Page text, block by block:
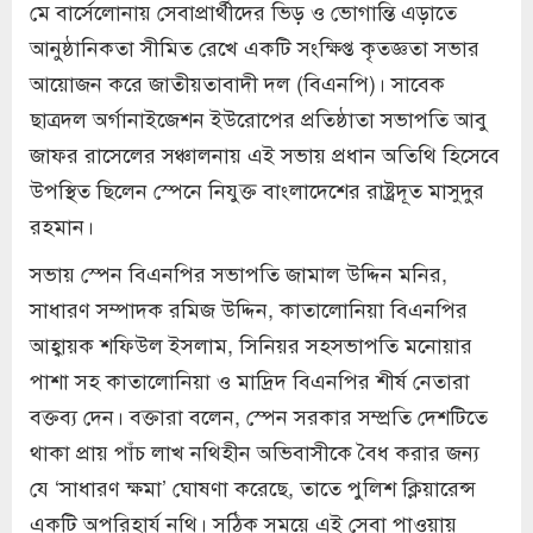
মে বার্সেলোনায় সেবাপ্রার্থীদের ভিড় ও ভোগান্তি এড়াতে
আনুষ্ঠানিকতা সীমিত রেখে একটি সংক্ষিপ্ত কৃতজ্ঞতা সভার
আয়োজন করে জাতীয়তাবাদী দল (বিএনপি)। সাবেক
ছাত্রদল অর্গানাইজেশন ইউরোপের প্রতিষ্ঠাতা সভাপতি আবু
জাফর রাসেলের সঞ্চালনায় এই সভায় প্রধান অতিথি হিসেবে
উপস্থিত ছিলেন স্পেনে নিযুক্ত বাংলাদেশের রাষ্ট্রদূত মাসুদুর
রহমান।
সভায় স্পেন বিএনপির সভাপতি জামাল উদ্দিন মনির,
সাধারণ সম্পাদক রমিজ উদ্দিন, কাতালোনিয়া বিএনপির
আহ্বায়ক শফিউল ইসলাম, সিনিয়র সহসভাপতি মনোয়ার
পাশা সহ কাতালোনিয়া ও মাদ্রিদ বিএনপির শীর্ষ নেতারা
বক্তব্য দেন। বক্তারা বলেন, স্পেন সরকার সম্প্রতি দেশটিতে
থাকা প্রায় পাঁচ লাখ নথিহীন অভিবাসীকে বৈধ করার জন্য
যে ‘সাধারণ ক্ষমা’ ঘোষণা করেছে, তাতে পুলিশ ক্লিয়ারেন্স
একটি অপরিহার্য নথি। সঠিক সময়ে এই সেবা পাওয়ায়